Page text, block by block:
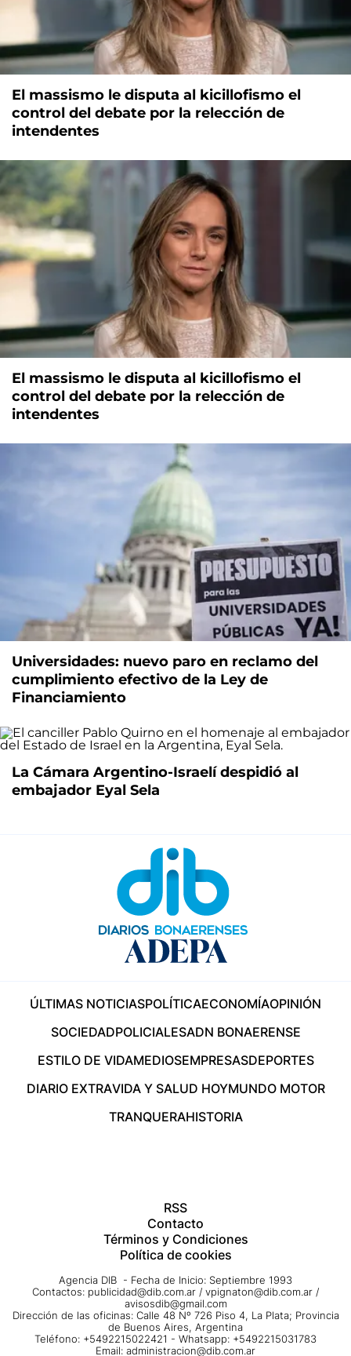
El massismo le disputa al kicillofismo el
control del debate por la relección de
intendentes
El massismo le disputa al kicillofismo el
control del debate por la relección de
intendentes
Universidades: nuevo paro en reclamo del
cumplimiento efectivo de la Ley de
Financiamiento
La Cámara Argentino-Israelí despidió al
embajador Eyal Sela
ÚLTIMAS NOTICIASPOLÍTICAECONOMÍAOPINIÓN
SOCIEDADPOLICIALESADN BONAERENSE
ESTILO DE VIDAMEDIOSEMPRESASDEPORTES
DIARIO EXTRAVIDA Y SALUD HOYMUNDO MOTOR
TRANQUERAHISTORIA
RSS
Contacto
Términos y Condiciones
Política de cookies
Agencia DIB - Fecha de Inicio: Septiembre 1993
Contactos: publicidad@dib.com.ar / vpignaton@dib.com.ar /
avisosdib@gmail.com
Dirección de las oficinas: Calle 48 Nº 726 Piso 4, La Plata; Provincia
de Buenos Aires, Argentina
Teléfono: +5492215022421 - Whatsapp: +5492215031783
Email: administracion@dib.com.ar